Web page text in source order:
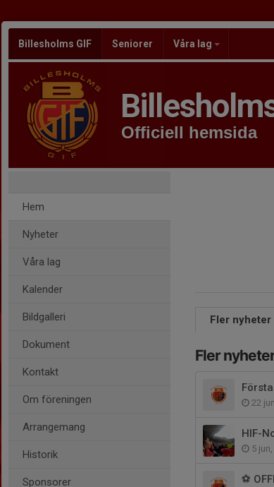
Billesholms GIF Seniorer Våra lag
Officiell hemsida
Hem
Nyheter
Våra lag
Kalender
Bildgalleri
Dokument
Kontakt
Om föreningen
Arrangemang
Historik
Sponsorer
Fler nyheter
Fler
22
HIF-
5
⚽